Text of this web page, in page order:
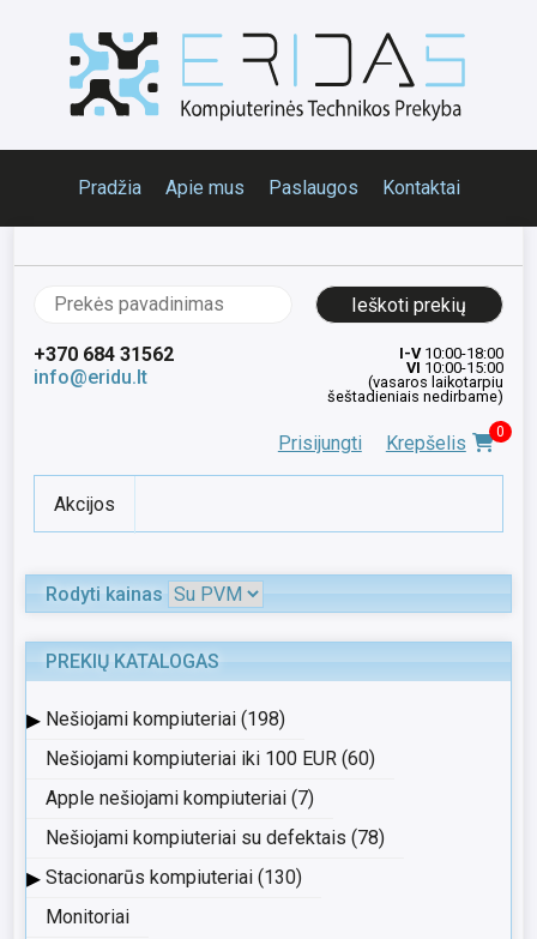
Pradžia Apie mus Paslaugos Kontaktai
Ieškoti:
+370 684 31562
info@eridu.lt
I-V10:00-18:00
VI 10:00-15:00
(vasaros laikotarpiu
šeštadieniais nedirbame)
Prisijungti Krepšelis 0
Akcijos
Rodyti kainas
PREKIŲ KATALOGAS
▸ Nešiojami kompiuteriai (198)
Nešiojami kompiuteriai iki 100 EUR (60)
Apple nešiojami kompiuteriai (7)
Nešiojami kompiuteriai su defektais (78)
▸ Stacionarūs kompiuteriai (130)
Monitoriai